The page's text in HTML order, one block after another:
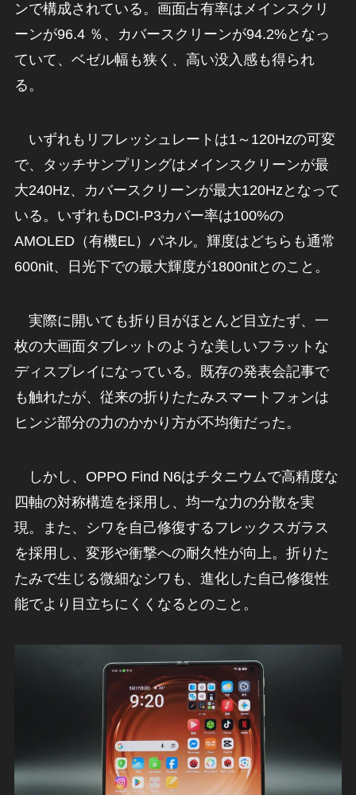
ンで構成されている。画面占有率はメインスクリ
ーンが96.4 ％、カバースクリーンが94.2%となっ
ていて、ベゼル幅も狭く、高い没入感も得られ
る。
いずれもリフレッシュレートは1～120Hzの可変
で、タッチサンプリングはメインスクリーンが最
大240Hz、カバースクリーンが最大120Hzとなって
いる。いずれもDCI-P3カバー率は100%の
AMOLED（有機EL）パネル。輝度はどちらも通常
600nit、日光下での最大輝度が1800nitとのこと。
実際に開いても折り目がほとんど目立たず、一
枚の大画面タブレットのような美しいフラットな
ディスプレイになっている。既存の発表会記事で
も触れたが、従来の折りたたみスマートフォンは
ヒンジ部分の力のかかり方が不均衡だった。
しかし、OPPO Find N6はチタニウムで高精度な
四軸の対称構造を採用し、均一な力の分散を実
現。また、シワを自己修復するフレックスガラス
を採用し、変形や衝撃への耐久性が向上。折りた
たみで生じる微細なシワも、進化した自己修復性
能でより目立ちにくくなるとのこと。